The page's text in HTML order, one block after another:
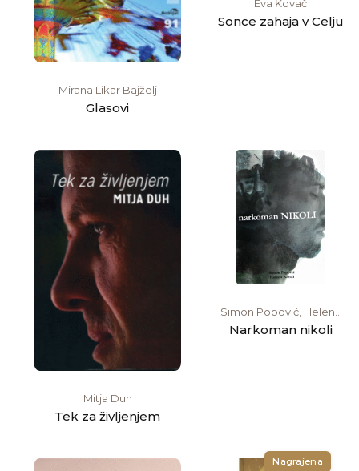
Mirana Likar Bajželj
Glasovi
Eva Kovač
Sonce zahaja v Celju
Mitja Duh
Tek za življenjem
Simon Popović, Helena
Kobal
Narkoman nikoli
Nagrajena